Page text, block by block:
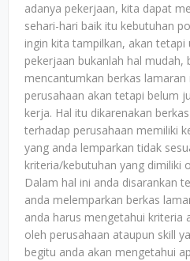
adanya pekerjaan, kita dapat
sehari-hari baik itu kebutuhan
ingin kita tampilkan, akan
pekerjaan bukanlah hal mudah,
mencantumkan berkas
perusahaan akan tetapi belum
kerja. Hal itu dikarenakan
terhadap perusahaan memiliki
yang anda lemparkan tidak
kriteria/kebutuhan yang dimiliki
Dalam hal ini anda disarankan
anda melemparkan berkas
anda harus mengetahui kriteria
oleh perusahaan ataupun skill
begitu anda akan mengetahui